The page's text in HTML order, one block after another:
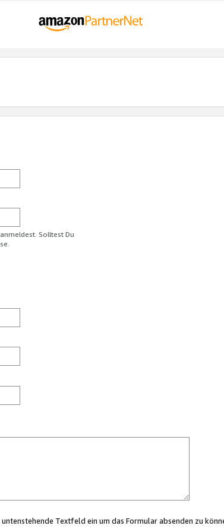
Solltest Du
Textfeld ein um das Formular absenden zu